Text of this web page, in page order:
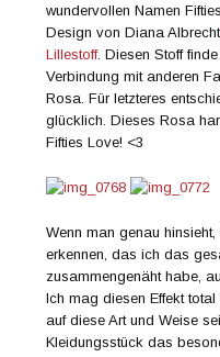
wundervollen Namen
Design von Diana
Lillestoff. Diesen Stoff
Verbindung mit anderen
Rosa. Für letzteres
glücklich. Dieses Rosa
Fifties Love! <3
Wenn man genau
erkennen, das ich das
zusammengenäht habe,
Ich mag diesen Effekt
auf diese Art und Weise
Kleidungsstück das